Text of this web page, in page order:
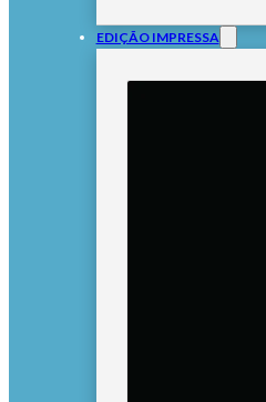
EDIÇÃO IMPRESSA